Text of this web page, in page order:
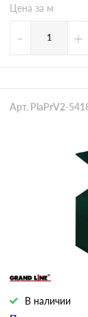
Цена за м
- +
В наличии
Арт. PlaPrV2-